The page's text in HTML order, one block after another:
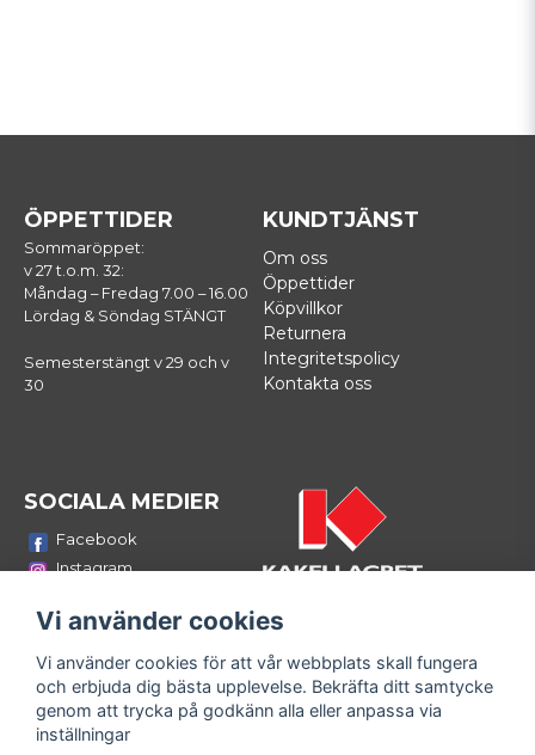
ÖPPETTIDER
Sommaröppet:
v 27 t.o.m. 32:
Måndag – Fredag 7.00 – 16.00
Lördag & Söndag STÄNGT
Semesterstängt v 29 och v
30
KUNDTJÄNST
Om oss
Öppettider
Köpvillkor
Returnera
Integritetspolicy
Kontakta oss
SOCIALA MEDIER
Facebook
Instagram
LinkedIn
Bli medlem i vårt nyhetsbrev
email
Mejladress
Vi använder cookies
Vi använder cookies för att vår webbplats skall fungera
och erbjuda dig bästa upplevelse. Bekräfta ditt samtycke
genom att trycka på godkänn alla eller anpassa via
inställningar